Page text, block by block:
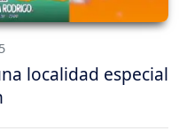
localidad especial